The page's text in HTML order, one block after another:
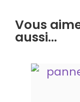
Vous
aussi…